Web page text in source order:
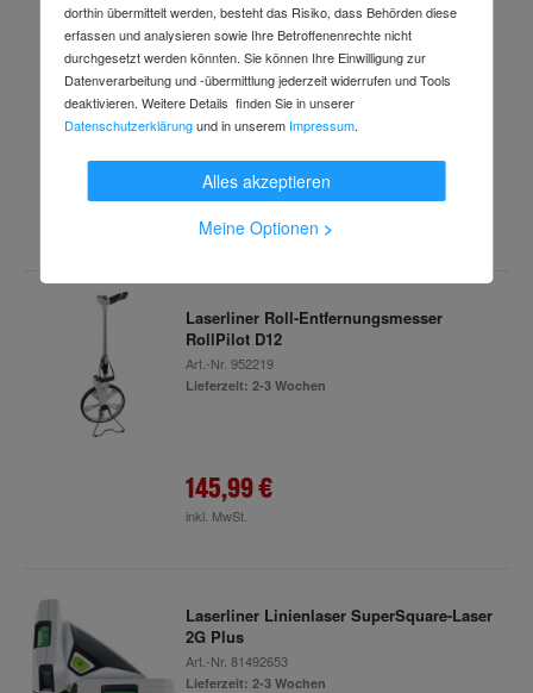
Laserliner Laser-Entfernungsmesser
LaserRange-Master Gi7 Pro
Art.-Nr.99089538
Lieferzeit: 2-3 Wochen
174,98 €
inkl. MwSt.
Laserliner Roll-Entfernungsmesser
RollPilot D12
Art.-Nr. 952219
Lieferzeit: 2-3 Wochen
145,99 €
inkl. MwSt.
Laserliner Linienlaser SuperSquare-Laser
2G Plus
Art.-Nr. 81492653
Lieferzeit: 2-3 Wochen
dorthin übermittelt werden, besteht das Risiko, dass Behörden diese
erfassen und analysieren sowie Ihre Betroffenenrechte nicht
durchgesetzt werden könnten. Sie können Ihre Einwilligung zur
Datenverarbeitung und -übermittlung jederzeit widerrufen und Tools
deaktivieren. Weitere Details finden Sie in unserer
Datenschutzerklärungund in unserem Impressum.
Alles akzeptieren
Meine Optionen >